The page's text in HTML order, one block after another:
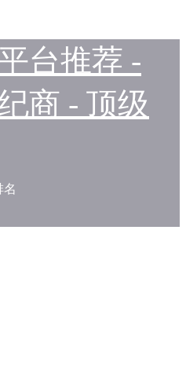
台推荐 -
商 - 顶级
名